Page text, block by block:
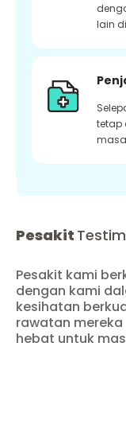
lain
tetap
masa
Pesakit
Pesakit kami
dengan kami
kesihatan
rawatan
hebat untuk